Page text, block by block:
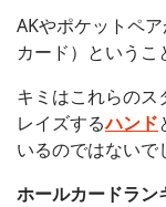
AKやポケットペ
カード）というこ
キミはこれらのス
レイズするハンド
いるのではないで
ホールカードラン